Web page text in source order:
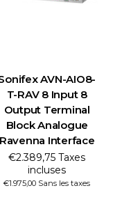
AVN-AIO8-
T-RAV 8 Input 8
Output Terminal
Block Analogue
Ravenna Interface
€2.389,75 Taxes
incluses
€1.975,00 Sans les taxes